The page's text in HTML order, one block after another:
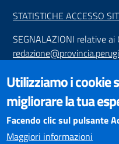
STATISTICHE ACCESSO
SEGNALAZIONI relative ai
VISUALIZZAZIONE
Il sito internet della
essere visualizzato dai
browser non aggiornati può
dei contenuti.
Utilizziamo i cookie
migliorare la tua
Facendo clic sul pulsante
Maggiori informazioni